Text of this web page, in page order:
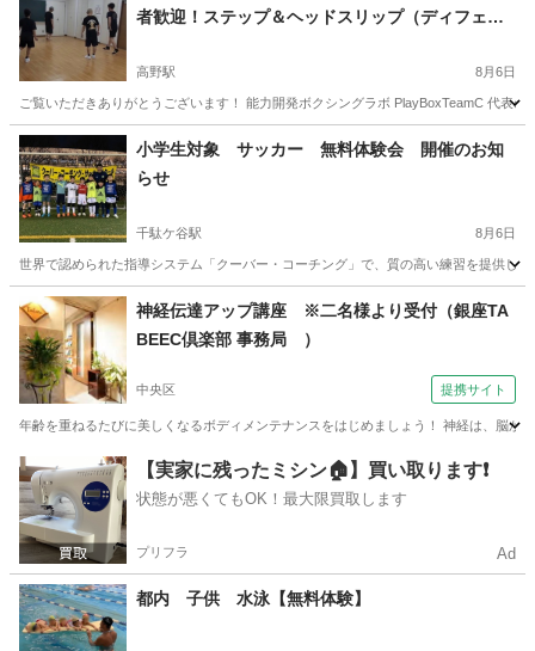
者歓迎！ステップ＆ヘッドスリップ（ディフェン
高野駅 8月6日
ご覧いただきありがとうございます！ 能力開発ボクシングラボ PlayBoxTeamC 代表
東京 足立区 高野駅 空手/他格闘技 ディフェンス
小学生対象 サッカー 無料体験会 開催のお知
らせ
千駄ケ谷駅 8月6日
世界で認められた指導システム「クーバー・コーチング」で、質の高い練習を提供し
東京 新宿区 千駄ケ谷駅 サッカー コーチング
神経伝達アップ講座 ※二名様より受付（銀座TA
BEEC倶楽部 事務局 ）
中央区 提携サイト
年齢を重ねるたびに美しくなるボディメンテナンスをはじめましょう！ 神経は、脳
中央区 その他
【実家に残ったミシン🏠】買い取ります❗️
状態が悪くてもOK！最大限買取します
プリフラ Ad
都内 子供 水泳【無料体験】